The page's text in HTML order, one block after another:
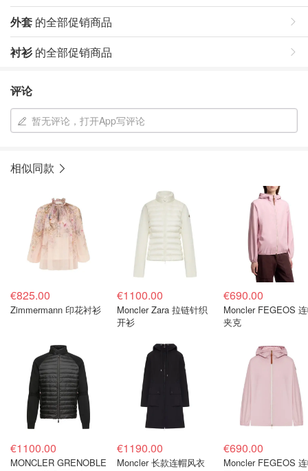
外套 的全部促销商品
衬衫的全部促销商品
评论
暂无评论，打开App写评论
相似同款
€825.00
Zimmermann 印花衬衫
€1100.00
Moncler Zara 拉链针织
开衫
€690.00
Moncler FEGEOS
夹克
€1100.00
MONCLER GRENOBLE
€1190.00
Moncler 长款连帽风衣
€690.00
Moncler FEGEOS